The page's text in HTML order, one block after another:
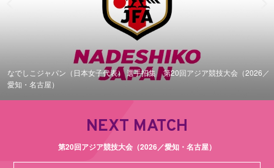
なでしこジャパン（日本女子代表） 選手招集 第20回アジア競技大会（2026／
愛知・名古屋）
NEXT MATCH
第20回アジア競技大会（2026／愛知・名古屋）